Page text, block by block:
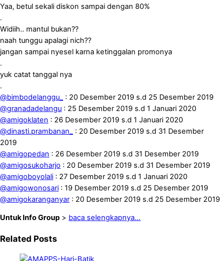
Yaa, betul sekali diskon sampai dengan 80%
.
Widiih.. mantul bukan??
naah tunggu apalagi nich??
jangan sampai nyesel karna ketinggalan promonya
.
yuk catat tanggal nya
.
@bimbodelanggu_
: 20 Desember 2019 s.d 25 Desember 2019
@granadadelangu : 25 Desember 2019 s.d 1 Januari 2020
@amigoklaten : 26 Desember 2019 s.d 1 Januari 2020
@dinasti.prambanan_
: 20 Desember 2019 s.d 31 Desember
2019
@amigopedan : 26 Desember 2019 s.d 31 Desember 2019
@amigosukoharjo : 20 Desember 2019 s.d 31 Desember 2019
@amigoboyolali : 27 Desember 2019 s.d 1 Januari 2020
@amigowonosari : 19 Desember 2019 s.d 25 Desember 2019
@amigokaranganyar : 20 Desember 2019 s.d 25 Desember 2019
Untuk Info Group > baca selengkapnya…
Related Posts